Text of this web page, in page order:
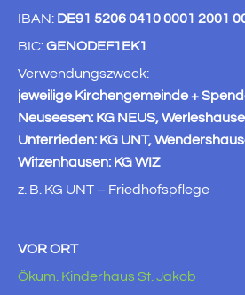
IBAN: DE91 5206 0410 0001 2001
BIC:GENODEF1EK1
Verwendungszweck:
jeweilige Kirchengemeinde +
Neuseesen: KG NEUS,
Unterrieden: KG UNT,
Witzenhausen: KG WIZ
z. B. KG UNT – Friedhofspflege
VOR ORT
Ökum. Kinderhaus St. Jakob